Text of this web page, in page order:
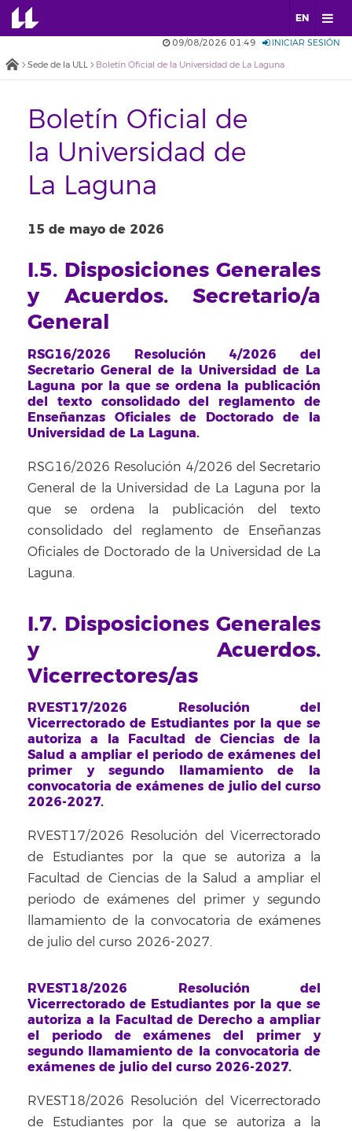
EN
09/08/2026 01:49 INICIAR SESIÓN
Sede de la ULL Boletín Oficial de la Universidad de La Laguna
Boletín Oficial de
la Universidad de
La Laguna
15 de mayo de 2026
I.5. Disposiciones Generales
y Acuerdos. Secretario/a
General
RSG16/2026 Resolución 4/2026 del
Secretario General de la Universidad de La
Laguna por la que se ordena la publicación
del texto consolidado del reglamento de
Enseñanzas Oficiales de Doctorado de la
Universidad de La Laguna.
RSG16/2026 Resolución 4/2026 del Secretario
General de la Universidad de La Laguna por la
que se ordena la publicación del texto
consolidado del reglamento de Enseñanzas
Oficiales de Doctorado de la Universidad de La
Laguna.
I.7. Disposiciones Generales
y Acuerdos.
Vicerrectores/as
RVEST17/2026 Resolución del
Vicerrectorado de Estudiantes por la que se
autoriza a la Facultad de Ciencias de la
Salud a ampliar el periodo de exámenes del
primer y segundo llamamiento de la
convocatoria de exámenes de julio del curso
2026-2027.
RVEST17/2026 Resolución del Vicerrectorado
de Estudiantes por la que se autoriza a la
Facultad de Ciencias de la Salud a ampliar el
periodo de exámenes del primer y segundo
llamamiento de la convocatoria de exámenes
de julio del curso 2026-2027.
RVEST18/2026 Resolución del
Vicerrectorado de Estudiantes por la que se
autoriza a la Facultad de Derecho a ampliar
el periodo de exámenes del primer y
segundo llamamiento de la convocatoria de
exámenes de julio del curso 2026-2027.
RVEST18/2026 Resolución del Vicerrectorado
de Estudiantes por la que se autoriza a la